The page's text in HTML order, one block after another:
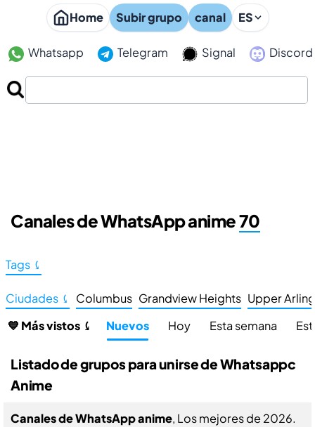
Home Subir grupo canal ES
Whatsapp Telegram Signal Discord
Canales de WhatsApp anime70
Tags ⤹
Ciudades ⤹ Columbus Grandview Heights Upper
💙 Más vistos ⤹
Nuevos Hoy Esta semana
Listado de grupos para unirse de Whatsappc
Anime
Canales de WhatsApp anime, Los mejores de 2026.